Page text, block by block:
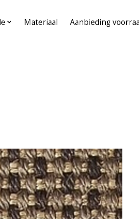
Materiaal Aanbieding